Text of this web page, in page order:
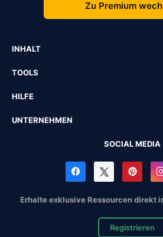
Zu Premium
INHALT
TOOLS
HILFE
UNTERNEHMEN
SOCIAL MEDIA
Erhalte exklusive Ressourcen direkt
Registrieren